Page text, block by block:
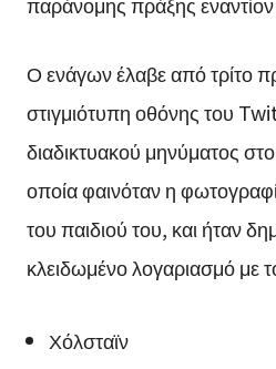
Ο ενάγων έλαβε από τρίτο
στιγμιότυπη οθόνης του
διαδικτυακού μηνύματος
οποία φαινόταν η
του παιδιού του, και ήταν
κλειδωμένο λογαριασμό
Χόλσταϊν